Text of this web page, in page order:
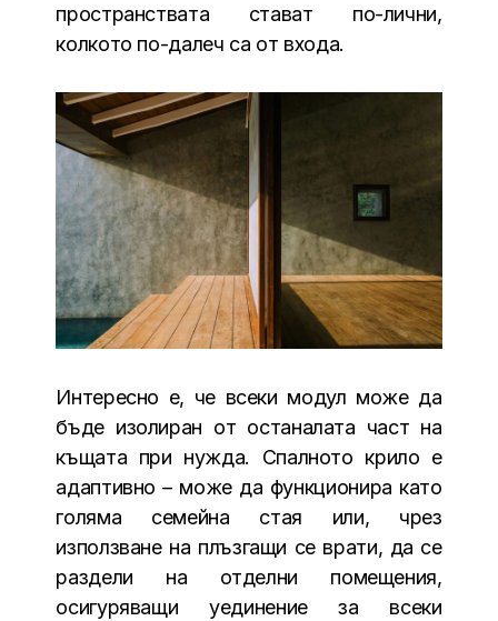
пространствата стават по-лични,
колкото по-далеч са от входа.
Интересно е, че всеки модул може да
бъде изолиран от останалата част на
къщата при нужда. Спалното крило е
адаптивно – може да функционира като
голяма семейна стая или, чрез
използване на плъзгащи се врати, да се
раздели на отделни помещения,
осигуряващи уединение за всеки